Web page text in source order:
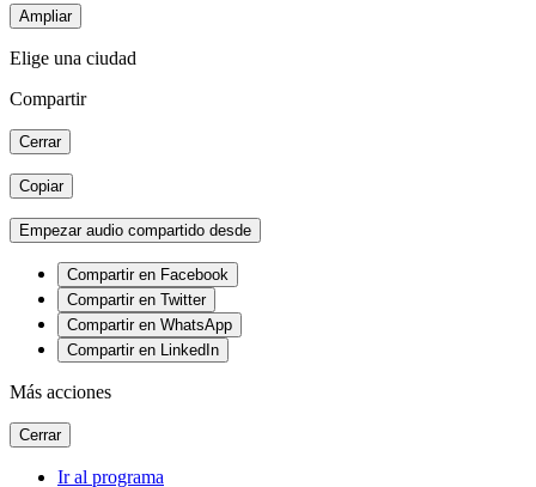
Ampliar
Elige una ciudad
Compartir
Cerrar
Copiar
Empezar audio compartido desde
Compartir en Facebook
Compartir en Twitter
Compartir en WhatsApp
Compartir en LinkedIn
Más acciones
Cerrar
Ir al programa